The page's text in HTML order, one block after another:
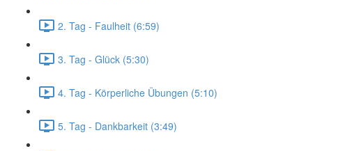
2. Tag - Faulheit (6:59)
3. Tag - Glück (5:30)
4. Tag - Körperliche Übungen (5:10)
5. Tag - Dankbarkeit (3:49)